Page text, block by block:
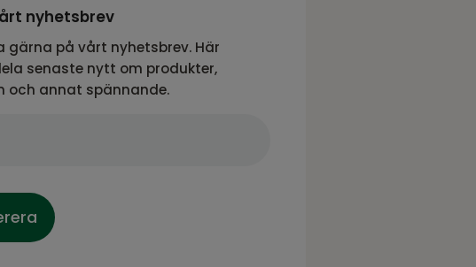
nyhetsbrev
gärna på vårt nyhetsbrev. Här
senaste nytt om produkter,
och annat spännande.